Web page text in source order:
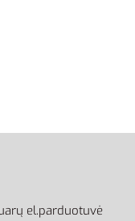
el.parduotuvė